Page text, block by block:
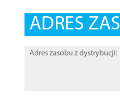
ADRES
Adres zasobu z dystrybucji: